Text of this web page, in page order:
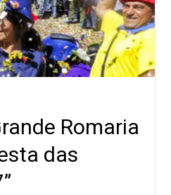
Romaria
das